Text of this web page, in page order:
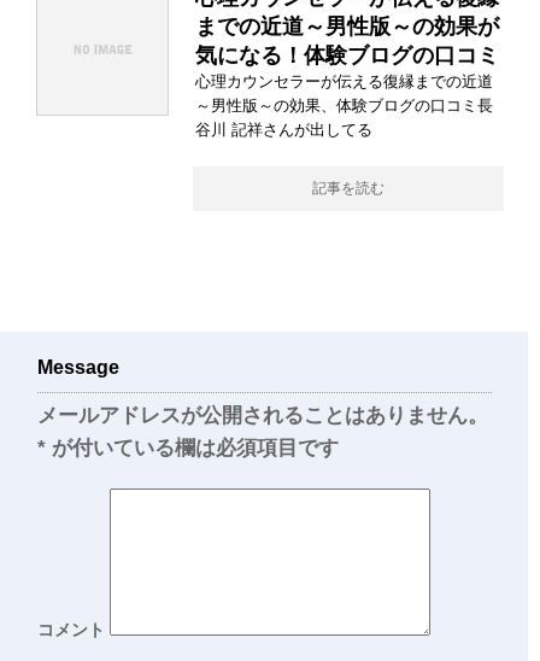
までの近道～男性版～の効果が
気になる！体験ブログの口コミ
心理カウンセラーが伝える復縁までの近道
～男性版～の効果、体験ブログの口コミ長
谷川 記祥さんが出してる
記事を読む
Message
メールアドレスが公開されることはありません。
* が付いている欄は必須項目です
コメント